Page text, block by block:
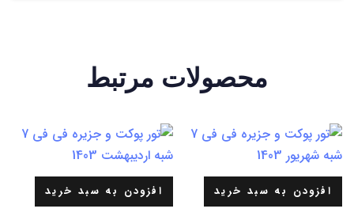
محصولات مرتبط
افزودن به سبد خرید افزودن به سبد خرید